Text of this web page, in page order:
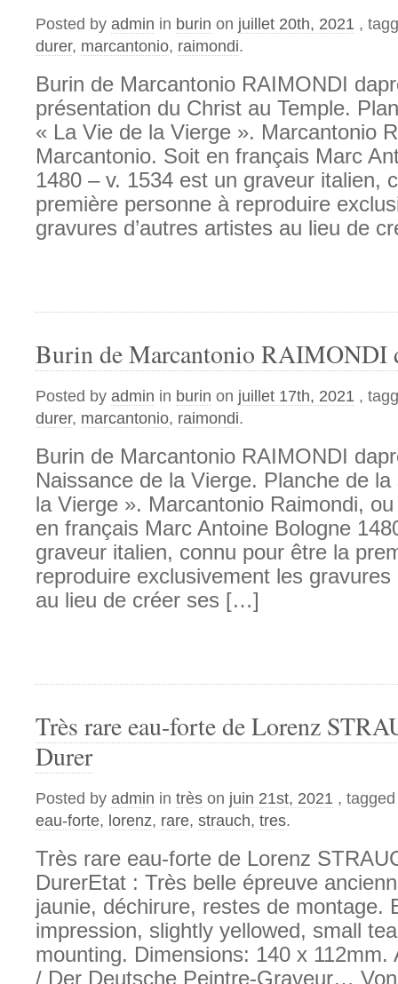
Posted by admin in burin on juillet 20th, 2021 ,
durer, marcantonio, raimondi.
Burin de Marcantonio RAIMONDI
présentation du Christ au Temple.
« La Vie de la Vierge ». Marcantonio
Marcantonio. Soit en français Marc
1480 – v. 1534 est un graveur italien,
première personne à reproduire
gravures d’autres artistes au lieu de
Burin de Marcantonio RAIMONDI
Posted by admin in burin on juillet 17th, 2021 ,
durer, marcantonio, raimondi.
Burin de Marcantonio RAIMONDI
Naissance de la Vierge. Planche de
la Vierge ». Marcantonio Raimondi,
en français Marc Antoine Bologne
graveur italien, connu pour être la
reproduire exclusivement les gravures
au lieu de créer ses […]
Très rare eau-forte de Lorenz
Durer
Posted by admin in très on juin 21st, 2021 ,
eau-forte, lorenz, rare, strauch, tres.
Très rare eau-forte de Lorenz
DurerEtat : Très belle épreuve
jaunie, déchirure, restes de montage.
impression, slightly yellowed, small
mounting. Dimensions: 140 x 112mm.
/ Der Deutsche Peintre-Graveur…